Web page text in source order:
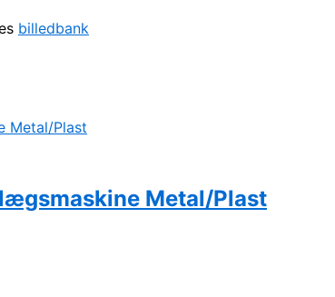
billedbank
Metal/Plast